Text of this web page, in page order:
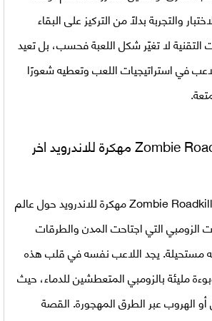
والتجربة بدلًا من التركيز على البقاء
التقنية لا تغيّر شكل اللعبة فحسب، بل تعيد
في استراتيجيات اللعب وتعطيه شعورًا
قصة لعبة Zombie Roadkill 3D مهكرة للاندرويد اخر
تتمحور قصة لعبة Zombie Roadkill 3D مهكرة للاندرويد حول عالم
الزومبي التي اجتاحت المدن والطرقات
مستحيلة. يجد اللاعب نفسه في قلب هذه
مليئة بالزومبي المتعطشين للدماء، حيث
أو الهروب عبر الطرق المهجورة. القصة